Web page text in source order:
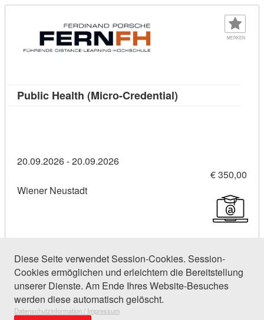
MERKEN
Public Health (Micro-Credential)
20.09.2026 - 20.09.2026
€ 350,00
Wiener Neustadt
97 Einträge gefunden (1 von 5)
Diese Seite verwendet Session-Cookies. Session-
Cookies ermöglichen und erleichtern die Bereitstellung
unserer Dienste. Am Ende Ihres Website-Besuches
werden diese automatisch gelöscht.
Datenschutzinformation / Impressum